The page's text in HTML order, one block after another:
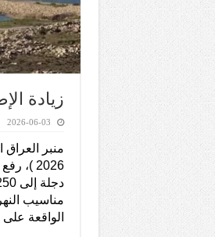
زيادة
2026-06-03
2026
مناسيب
الواقعة